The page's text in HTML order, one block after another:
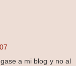
a mi blog y no al